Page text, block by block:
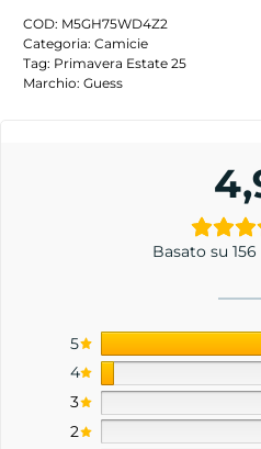
COD: M5GH75WD4Z2
Categoria: Camicie
Tag: Primavera Estate 25
Marchio: Guess
Basato su
5
4
3
2